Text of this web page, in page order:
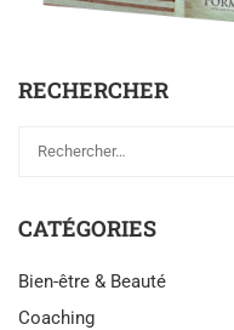
RECHERCHER
CATÉGORIES
Bien-être & Beauté
Coaching